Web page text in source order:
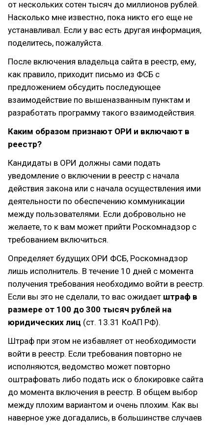
от нескольких сотен тысяч до миллионов рублей.
Насколько мне известно, пока никто его еще не
устанавливал. Если у вас есть другая информация,
поделитесь, пожалуйста.
После включения владельца сайта в реестр, ему,
как правило, приходит письмо из ФСБ с
предложением обсудить последующее
взаимодействие по вышеназванным пунктам и
разработать программу такого взаимодействия.
Каким образом признают ОРИ и включают в
реестр?
Кандидаты в ОРИ должны сами подать
уведомление о включении в реестр с начала
действия закона или с начала осуществления ими
деятельности по обеспечению коммуникации
между пользователями. Если добровольно не
желаете, то к вам может прийти Роскомнадзор с
требованием включиться.
Определяет будущих ОРИ ФСБ, Роскомнадзор
лишь исполнитель. В течение 10 дней с момента
получения требования необходимо войти в реестр.
Если вы это не сделали, то вас ожидает штраф в
размере от 100 до 300 тысяч рублей на
юридических лиц (ст. 13.31 КоАП РФ).
Штраф при этом не избавляет от необходимости
войти в реестр. Если требования повторно не
исполняются, ведомство может повторно
оштрафовать либо подать иск о блокировке сайта
до момента включения в реестр. В общем выбор
между плохим вариантом и очень плохим. Как вы
наверное уже догадались, в большинстве случаев